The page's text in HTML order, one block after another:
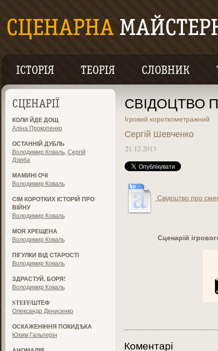
ІСТОРІЯ ТЕОРІЯ СЛОВНИК
СЦЕНАРІЇ
КОЛИ ЙДЕ ДОЩ
Аліна Прокопенко
ОСТАННІЙ ДУБЛЬ
Володимир Коваль, Сергій
Дзюба
МАМИНІ ОЧІ
Володимир Коваль
СІМ КОРОТКИХ ІСТОРІЙ ПРО
ВІЙНУ
Володимир Коваль
МОЯ ХРЕЩЕНА
Володимир Коваль
ПІГУЛКИ ВІД СТАРОСТІ
Володимир Коваль
ЗДРАСТУЙ, БОРЯ!
Володимир Коваль
STEFF/ШТЕФ
Олександр Денисенко
ОСКАЖЕНІННЯ ПОКИДѢКА
Юхим Гальперін
СВІДОЦТВО
Ігровий короткометражний
Сергій Шевченко
21.12.2013
Свідоцтво про
Сценарій
Коментарі